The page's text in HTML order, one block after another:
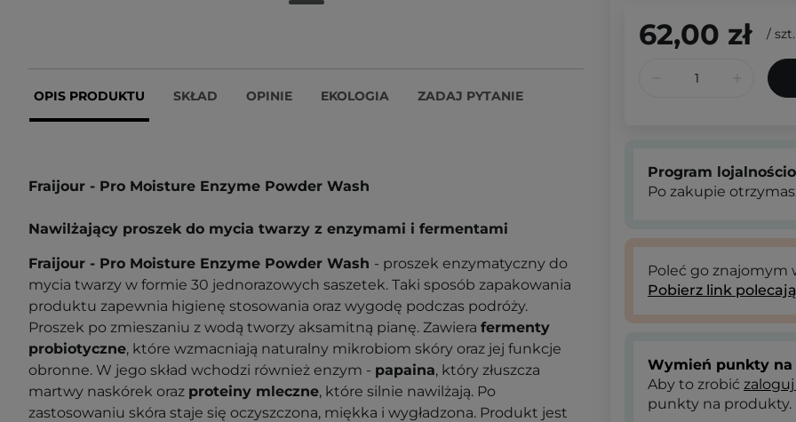
OPIS PRODUKTU SKŁAD OPINIE EKOLOGIA ZADAJ PYTANIE
Fraijour - Pro Moisture Enzyme Powder Wash
Nawilżający proszek do mycia twarzy z enzymami i fermentami
Fraijour - Pro Moisture Enzyme Powder Wash - proszek enzymatyczny do
mycia twarzy w formie 30 jednorazowych saszetek. Taki sposób zapakowania
produktu zapewnia higienę stosowania oraz wygodę podczas podróży.
Proszek po zmieszaniu z wodą tworzy aksamitną pianę. Zawiera fermenty
probiotyczne, które wzmacniają naturalny mikrobiom skóry oraz jej funkcje
obronne. W jego skład wchodzi również enzym - papaina, który złuszcza
martwy naskórek oraz proteiny mleczne, które silnie nawilżają. Po
zastosowaniu skóra staje się oczyszczona, miękka i wygładzona. Produkt jest
62,00 zł / szt.
Program
Po zakupie
Poleć go znajomym
Pobierz link
Wymień punkty na
Aby to zrobić zaloguj
punkty na produkty.